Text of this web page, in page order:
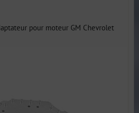
pour moteur GM Chevrolet